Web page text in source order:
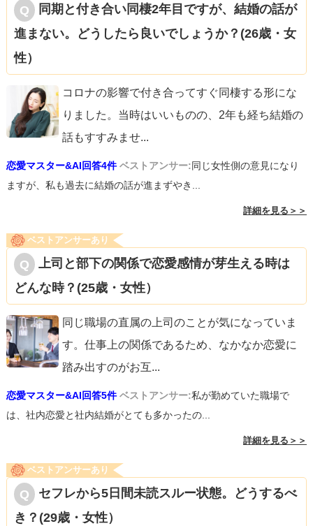
同期と付き合い同棲2年目ですが、結婚の話が
進まない。どうしたら良いでしょうか？(26歳・女
性）
コロナの影響で付き合ってすぐ同棲する形にな
りました。当時はいいものの、2年も経ち結婚の
話もすすみませ...
恋愛マスター&AI回答4件 ベストアンサー:同じ女性側の意見になり
ますが、私も過去に結婚の話が進まずやき...
詳細を見る＞＞
ベストアンサーあり
上司と部下の関係で恋愛感情が芽生える時は
どんな時？(25歳・女性）
同じ職場の直属の上司のことが気になっていま
す。仕事上の関係であるため、なかなか恋愛に
踏み出すのがお互...
恋愛マスター&AI回答5件 ベストアンサー:私が勤めていた職場で
は、社内恋愛と社内結婚がとても多かったの...
詳細を見る＞＞
ベストアンサーあり
セフレから5日間未読スルー状態。どうするべ
き？(29歳・女性）